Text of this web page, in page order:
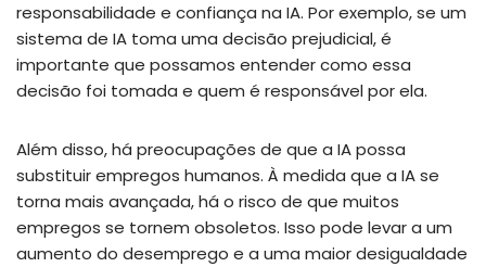
responsabilidade e confiança na IA. Por exemplo, se um
sistema de IA toma uma decisão prejudicial, é
importante que possamos entender como essa
decisão foi tomada e quem é responsável por ela.
Além disso, há preocupações de que a IA possa
substituir empregos humanos. À medida que a IA se
torna mais avançada, há o risco de que muitos
empregos se tornem obsoletos. Isso pode levar a um
aumento do desemprego e a uma maior desigualdade